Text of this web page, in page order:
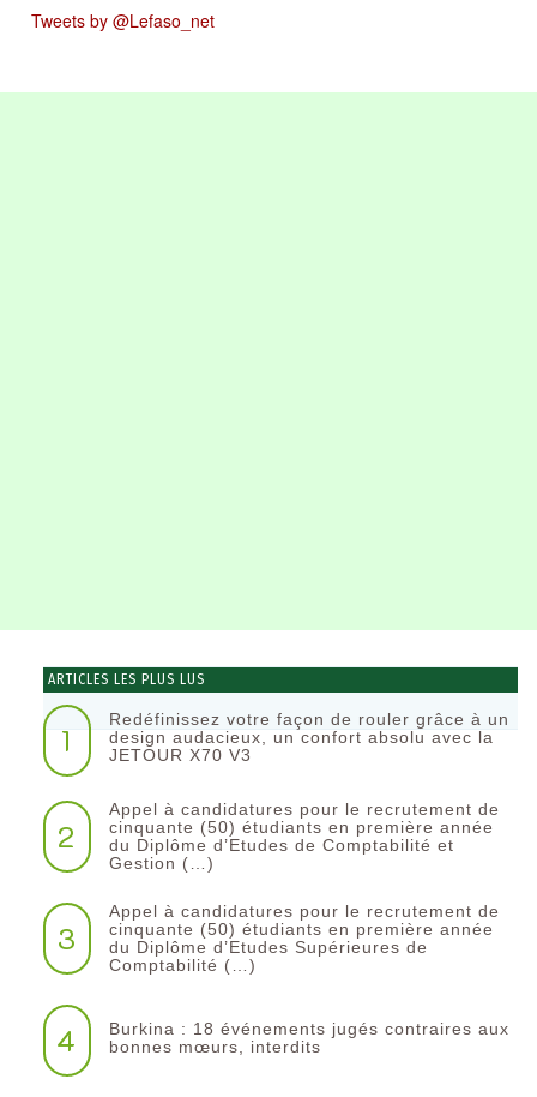
Tweets by @Lefaso_net
ARTICLES LES PLUS LUS
1
Redéfinissez votre façon de rouler grâce à un
design audacieux, un confort absolu avec la
JETOUR X70 V3
2
Appel à candidatures pour le recrutement de
cinquante (50) étudiants en première année
du Diplôme d’Etudes de Comptabilité et
Gestion (…)
3
Appel à candidatures pour le recrutement de
cinquante (50) étudiants en première année
du Diplôme d’Etudes Supérieures de
Comptabilité (…)
4
Burkina : 18 événements jugés contraires aux
bonnes mœurs, interdits